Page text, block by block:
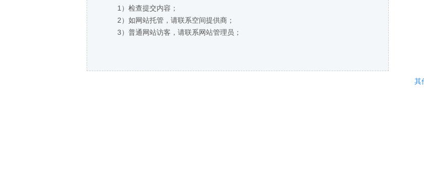
1）检查提交内容；
2）如网站托管，请联系空间提供商；
3）普通网站访客，请联系网站管理员；
其